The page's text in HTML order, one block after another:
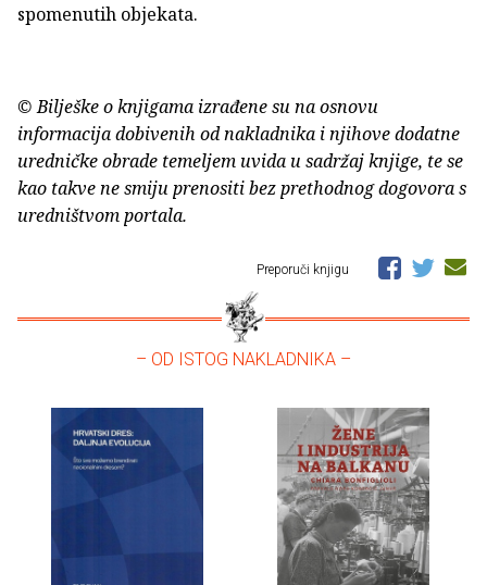
spomenutih objekata.
© Bilješke o knjigama izrađene su na osnovu
informacija dobivenih od nakladnika i njihove dodatne
uredničke obrade temeljem uvida u sadržaj knjige, te se
kao takve ne smiju prenositi bez prethodnog dogovora s
uredništvom portala.
Preporuči knjigu
– OD ISTOG NAKLADNIKA –